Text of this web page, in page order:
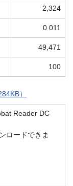
2,324
0.011
49,471
100
）
Reader DC
ロードできま